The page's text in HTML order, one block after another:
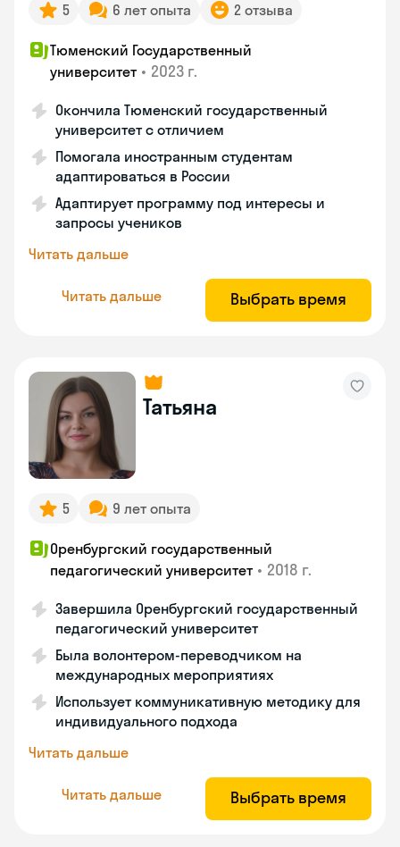
5 6 лет опыта 2 отзыва
Тюменский Государственный
университет • 2023 г.
Окончила Тюменский государственный
университет с отличием
Помогала иностранным студентам
адаптироваться в России
Адаптирует программу под интересы и
запросы учеников
Читать дальше
Читать дальше Выбрать время
Татьяна
5 9 лет опыта
Оренбургский государственный
педагогический университет • 2018 г.
Завершила Оренбургский государственный
педагогический университет
Была волонтером-переводчиком на
международных мероприятиях
Использует коммуникативную методику для
индивидуального подхода
Читать дальше
Читать дальше Выбрать время